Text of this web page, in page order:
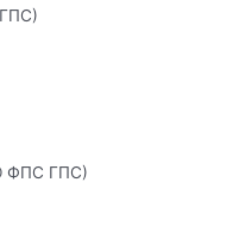
ФПС ГПС)